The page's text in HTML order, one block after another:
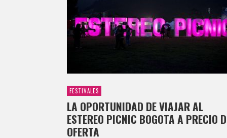
FESTIVALES
LA OPORTUNIDAD DE VIAJAR AL
ESTEREO PICNIC BOGOTA A PRECIO
OFERTA